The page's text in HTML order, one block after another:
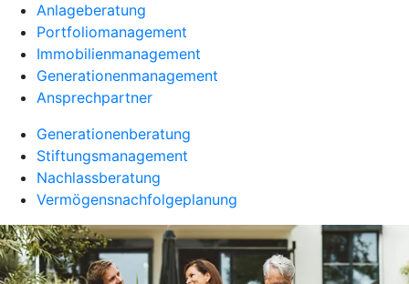
Anlageberatung
Portfoliomanagement
Immobilienmanagement
Generationenmanagement
Ansprechpartner
Generationenberatung
Stiftungsmanagement
Nachlassberatung
Vermögensnachfolgeplanung